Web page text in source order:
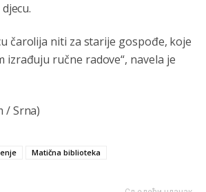
čarolija niti za starije gospođe, koje
izrađuju ručne radove“, navela je
/ Srna)
Matična biblioteka
vode bile dovoljne za građane
6:49
prvo mjesto staviti svoj građanin i
7:03
iz sarajevskog vodovoda dolaze da